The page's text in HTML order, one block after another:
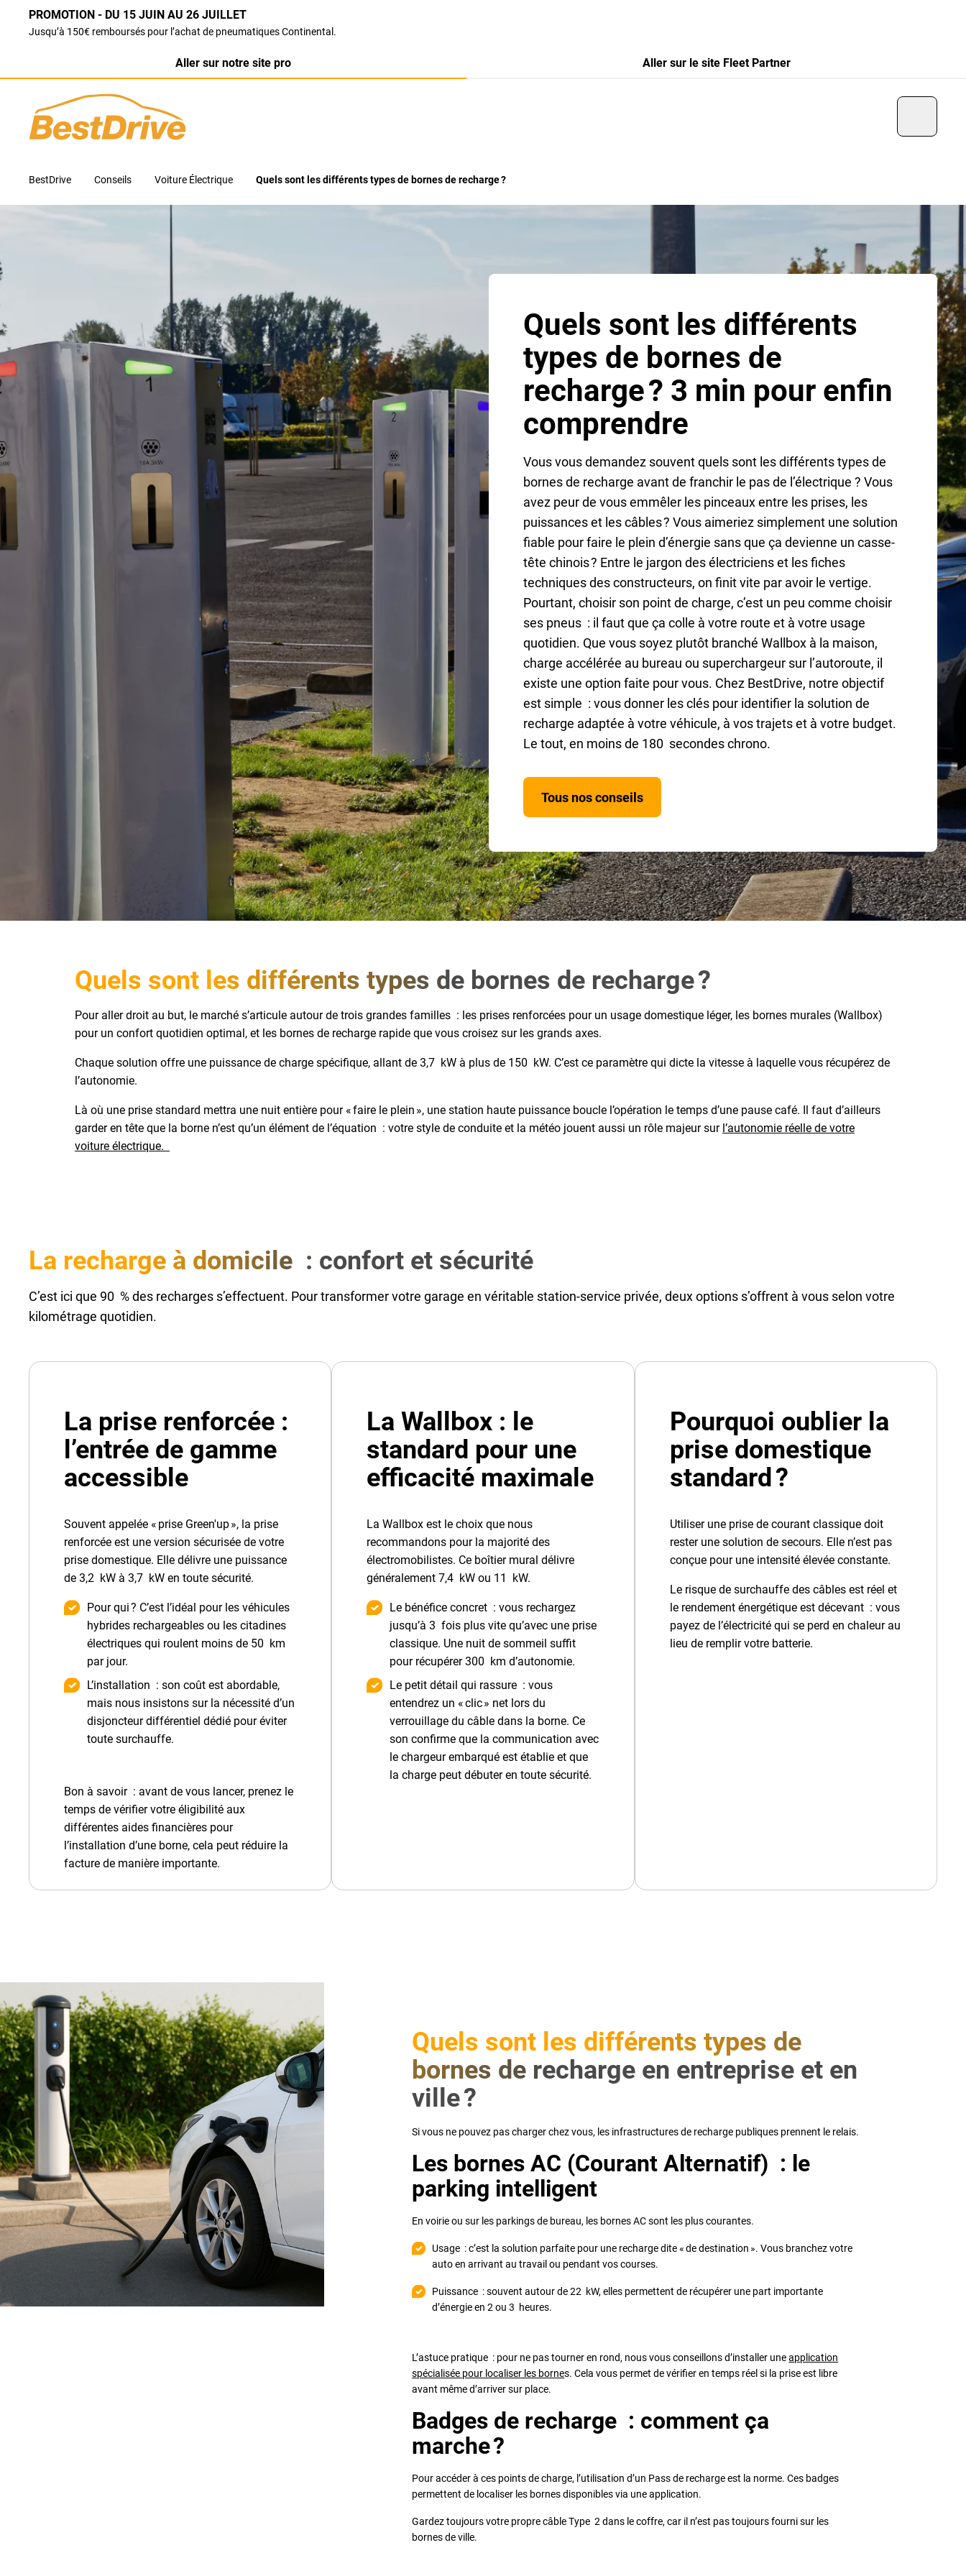
PROMOTION - DU 15 JUIN AU 26 JUILLET
Jusqu’à 150€ remboursés pour l’achat de pneumatiques Continental.
Aller sur notre site pro Aller sur le site Fleet Partner
BestDrive Conseils Voiture Électrique Quels sont les différents types de bornes de recharge ?
Quels sont les différents
types de bornes de
recharge ? 3 min pour enfin
comprendre
Vous vous demandez souvent quels sont les différents types de
bornes de recharge avant de franchir le pas de l’électrique ? Vous
avez peur de vous emmêler les pinceaux entre les prises, les
puissances et les câbles ? Vous aimeriez simplement une solution
fiable pour faire le plein d’énergie sans que ça devienne un casse-
tête chinois ? Entre le jargon des électriciens et les fiches
techniques des constructeurs, on finit vite par avoir le vertige.
Pourtant, choisir son point de charge, c’est un peu comme choisir
ses pneus : il faut que ça colle à votre route et à votre usage
quotidien. Que vous soyez plutôt branché Wallbox à la maison,
charge accélérée au bureau ou superchargeur sur l’autoroute, il
existe une option faite pour vous. Chez BestDrive, notre objectif
est simple : vous donner les clés pour identifier la solution de
recharge adaptée à votre véhicule, à vos trajets et à votre budget.
Le tout, en moins de 180 secondes chrono.
Tous nos conseils
Quels sont les différents types de bornes de recharge ?
Pour aller droit au but, le marché s’articule autour de trois grandes familles : les prises renforcées pour un usage domestique léger, les bornes murales (Wallbox)
pour un confort quotidien optimal, et les bornes de recharge rapide que vous croisez sur les grands axes.
Chaque solution offre une puissance de charge spécifique, allant de 3,7 kW à plus de 150 kW. C’est ce paramètre qui dicte la vitesse à laquelle vous récupérez de
l’autonomie.
Là où une prise standard mettra une nuit entière pour « faire le plein », une station haute puissance boucle l’opération le temps d’une pause café. Il faut d’ailleurs
garder en tête que la borne n’est qu’un élément de l’équation : votre style de conduite et la météo jouent aussi un rôle majeur sur l’autonomie réelle de votre
voiture électrique.
La recharge à domicile : confort et sécurité
C’est ici que 90 % des recharges s’effectuent. Pour transformer votre garage en véritable station-service privée, deux options s’offrent à vous selon votre
kilométrage quotidien.
La prise renforcée :
l’entrée de gamme
accessible
Souvent appelée « prise Green'up », la prise
renforcée est une version sécurisée de votre
prise domestique. Elle délivre une puissance
de 3,2 kW à 3,7 kW en toute sécurité.
Pour qui ? C’est l’idéal pour les véhicules
hybrides rechargeables ou les citadines
électriques qui roulent moins de 50 km
par jour.
L’installation : son coût est abordable,
mais nous insistons sur la nécessité d’un
disjoncteur différentiel dédié pour éviter
toute surchauffe.
Bon à savoir : avant de vous lancer, prenez le
temps de vérifier votre éligibilité aux
différentes aides financières pour
l’installation d’une borne, cela peut réduire la
facture de manière importante.
La Wallbox : le
standard pour une
efficacité maximale
La Wallbox est le choix que nous
recommandons pour la majorité des
électromobilistes. Ce boîtier mural délivre
généralement 7,4 kW ou 11 kW.
Le bénéfice concret : vous rechargez
jusqu’à 3 fois plus vite qu’avec une prise
classique. Une nuit de sommeil suffit
pour récupérer 300 km d’autonomie.
Le petit détail qui rassure : vous
entendrez un « clic » net lors du
verrouillage du câble dans la borne. Ce
son confirme que la communication avec
le chargeur embarqué est établie et que
la charge peut débuter en toute sécurité.
Pourquoi oublier la
prise domestique
standard ?
Utiliser une prise de courant classique doit
rester une solution de secours. Elle n’est pas
conçue pour une intensité élevée constante.
Le risque de surchauffe des câbles est réel et
le rendement énergétique est décevant : vous
payez de l’électricité qui se perd en chaleur au
lieu de remplir votre batterie.
Quels sont les différents types de
bornes de recharge en entreprise et en
ville ?
Si vous ne pouvez pas charger chez vous, les infrastructures de recharge publiques prennent le relais.
Les bornes AC (Courant Alternatif) : le
parking intelligent
En voirie ou sur les parkings de bureau, les bornes AC sont les plus courantes.
Usage : c’est la solution parfaite pour une recharge dite « de destination ». Vous branchez votre
auto en arrivant au travail ou pendant vos courses.
Puissance : souvent autour de 22 kW, elles permettent de récupérer une part importante
d’énergie en 2 ou 3 heures.
L’astuce pratique : pour ne pas tourner en rond, nous vous conseillons d’installer uneapplication
spécialisée pour localiser les bornes. Cela vous permet de vérifier en temps réel si la prise est libre
avant même d’arriver sur place.
Badges de recharge : comment ça
marche ?
Pour accéder à ces points de charge, l’utilisation d’un Pass de recharge est la norme. Ces badges
permettent de localiser les bornes disponibles via une application.
Gardez toujours votre propre câble Type 2 dans le coffre, car il n’est pas toujours fourni sur les
bornes de ville.